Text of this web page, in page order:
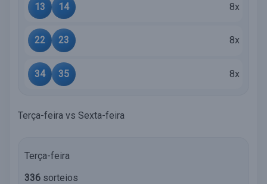
13 14 8x
22 23 8x
34 35 8x
Terça-feira vs Sexta-feira
Terça-feira
336 sorteios